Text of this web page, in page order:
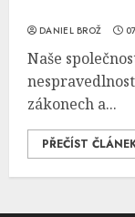
DANIEL BROŽ
Naše
zákonech a...
PŘEČÍST